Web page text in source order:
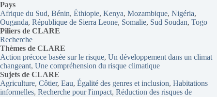
Pays
Afrique du Sud, Bénin, Éthiopie, Kenya, Mozambique, Nigéria
Ouganda, République de Sierra Leone, Somalie, Sud Soudan, Togo
Piliers de CLARE
Recherche
Thèmes de CLARE
Action précoce basée sur le risque, Un développement dans un climat
changeant, Une compréhension du risque climatique
Sujets de CLARE
Agriculture, Côtier, Eau, Égalité des genres et inclusion, Habitations
informelles, Recherche pour l'impact, Réduction des risques de